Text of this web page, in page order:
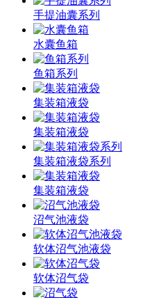
手提油囊系列
水囊鱼箱
鱼箱系列
集装箱液袋
集装箱液袋
集装箱液袋系列
集装箱液袋
沼气池液袋
软体沼气池液袋
软体沼气袋